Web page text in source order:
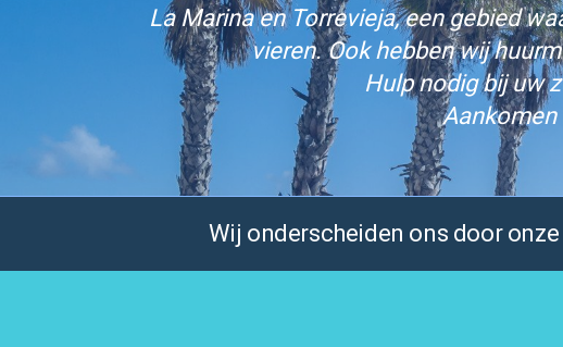
La Marina en Torrevieja, een gebied
vieren. Ook hebben wij
Hulp nodig bij uw
Aankomen
Wij onderscheiden ons door